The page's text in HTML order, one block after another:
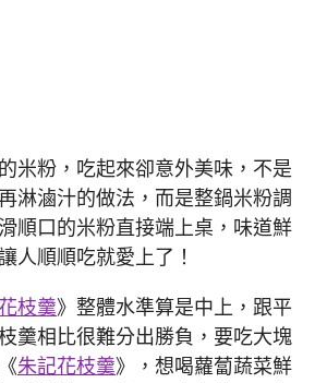
米粉，吃起來卻意外美味，不是
淋滷汁的做法，而是整鍋米粉調
順口的米粉直接端上桌，味道鮮
人順順吃就愛上了！
枝羹》整體水準算是中上，跟平
羹相比很難分出勝負，要吃大塊
朱記花枝羹》，想喝蘿蔔蔬菜鮮